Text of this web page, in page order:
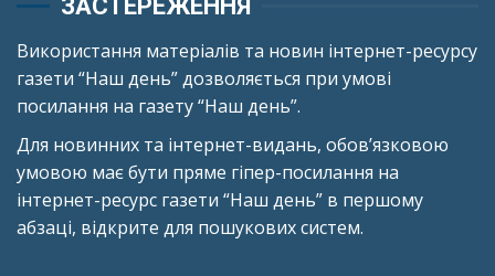
ЗАСТЕРЕЖЕННЯ
Використання матеріалів та новин інтернет-ресурсу
газети “Наш день” дозволяється при умові
посилання на газету “Наш день”.
Для новинних та інтернет-видань, обов’язковою
умовою має бути пряме гіпер-посилання на
інтернет-ресурс газети “Наш день” в першому
абзаці, відкрите для пошукових систем.